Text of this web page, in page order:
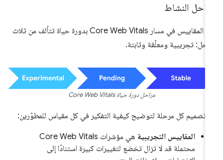
النشاط
تمر المقاييس في مسار Core Web Vitals بدورة حياة تتألف من ثلاث
تجريبية ومعلّقة وثابتة.
مراحل دورة حياة Core Web Vitals
تصميم كل مرحلة لتوضيح كيفية التفكير في كل مقياس للمطوّرين:
المقاييس التجريبية
هي مؤشرات Core Web Vitals
محتملة قد لا تزال تخضع لتغييرات كبيرة استنادًا إلى